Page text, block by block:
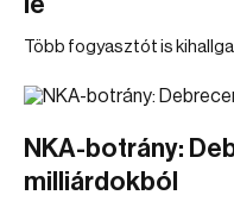
Több fogyasztót is
NKA-botrány:
milliárdokból